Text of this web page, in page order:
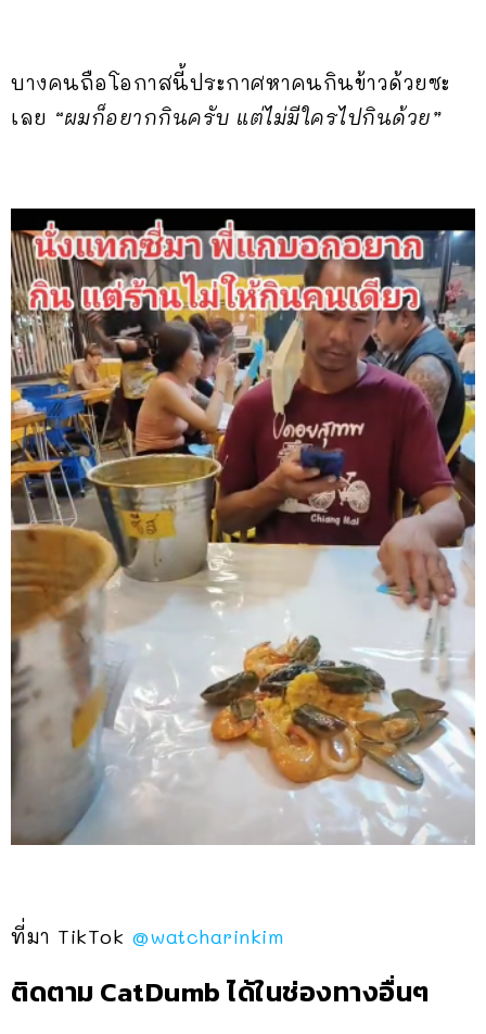
บางคนถือโอกาสนี้ประกาศหาคนกินข้าวด้วยซะ
เลย “ผมก็อยากกินครับ แต่ไม่มีใครไปกินด้วย”
ที่มา TikTok @watcharinkim
ติดตาม CatDumb ได้ในช่องทางอื่นๆ